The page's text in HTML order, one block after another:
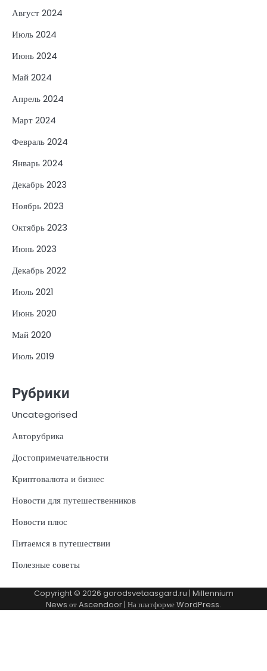
Август 2024
Июль 2024
Июнь 2024
Май 2024
Апрель 2024
Март 2024
Февраль 2024
Январь 2024
Декабрь 2023
Ноябрь 2023
Октябрь 2023
Июнь 2023
Декабрь 2022
Июль 2021
Июнь 2020
Май 2020
Июль 2019
Рубрики
Uncategorised
Авторубрика
Достопримечательности
Криптовалюта и бизнес
Новости для путешественников
Новости плюс
Питаемся в путешествии
Полезные советы
Copyright © 2026 gorodsvetaasgard.ru | Millennium
News отAscendoor| На платформеWordPress.